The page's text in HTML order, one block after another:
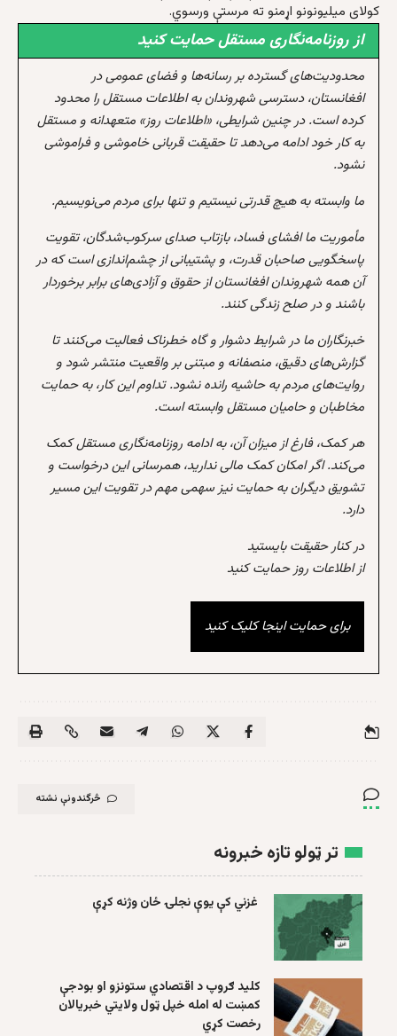
کولای میلیونونو اړمنو ته مرستې ورسوي.
از روزنامه‌نگاری مستقل حمایت کنید
محدودیت‌های گسترده بر رسانه‌ها و فضای عمومی در
افغانستان، دسترسی شهروندان به اطلاعات مستقل را محدود
کرده است. در چنین شرایطی، «اطلاعات روز» متعهدانه و مستقل
به کار خود ادامه می‌دهد تا حقیقت قربانی خاموشی و فراموشی
نشود.
ما وابسته به هیچ قدرتی نیستیم و تنها برای مردم می‌نویسیم.
مأموریت ما افشای فساد، بازتاب صدای سرکوب‌شدگان، تقویت
پاسخگویی صاحبان قدرت، و پشتیبانی از چشم‌اندازی است که در
آن همه شهروندان افغانستان از حقوق و آزادی‌های برابر برخوردار
باشند و در صلح زندگی کنند.
خبرنگاران ما در شرایط دشوار و گاه خطرناک فعالیت می‌کنند تا
گزارش‌های دقیق، منصفانه و مبتنی بر واقعیت منتشر شود و
روایت‌های مردم به حاشیه رانده نشود. تداوم این کار، به حمایت
مخاطبان و حامیان مستقل وابسته است.
هر کمک، فارغ از میزان آن، به ادامه روزنامه‌نگاری مستقل کمک
می‌کند. اگر امکان کمک مالی ندارید، همرسانی این درخواست و
تشویق دیگران به حمایت نیز سهمی مهم در تقویت این مسیر
دارد.
در کنار حقیقت بایستید
از اطلاعات روز حمایت کنید
برای حمایت اینجا کلیک کنید
څرگندونې نشته
تر ټولو تازه خبرونه
غزني کې یوې نجلۍ ځان وژنه کړې
کلید ګروپ د اقتصادي ستونزو او بودجې
کمښت له امله خپل ټول ولایتي خبریالان
رخصت کړي